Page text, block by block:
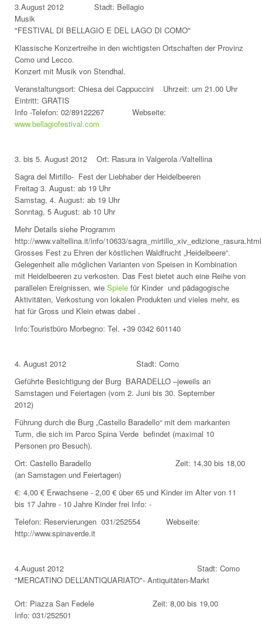
3.August 2012 Stadt: Bellagio
Musik
"FESTIVAL DI BELLAGIO E DEL LAGO DI COMO"
Klassische Konzertreihe in den wichtigsten Ortschaften der Provinz
Como und Lecco.
Konzert mit Musik von Stendhal.
Veranstaltungsort: Chiesa dei Cappuccini Uhrzeit: um 21.00 Uhr
Eintritt: GRATIS
Info -Telefon: 02/89122267 Webseite:
www.bellagiofestival.com
3. bis 5. August 2012 Ort: Rasura in Valgerola /Valtellina
Sagra del Mirtillo- Fest der Liebhaber der Heidelbeeren
Freitag 3. August: ab 19 Uhr
Samstag, 4. August: ab 19 Uhr
Sonntag, 5 August: ab 10 Uhr
Mehr Details siehe Programm
http://www.valtellina.it/info/10633/sagra_mirtillo_xiv_edizione_rasura.html
Grosses Fest zu Ehren der köstlichen Waldfrucht „Heidelbeere“.
Gelegenheit alle möglichen Varianten von Speisen in Kombination
mit Heidelbeeren zu verkosten. Das Fest bietet auch eine Reihe von
parallelen Ereignissen, wie Spiele für Kinder und pädagogische
Aktivitäten, Verkostung von lokalen Produkten und vieles mehr, es
hat für Gross und Klein etwas dabei .
Info:Touristbüro Morbegno: Tel. +39 0342 601140
4. August 2012 Stadt: Como
Geführte Besichtigung der Burg BARADELLO –jeweils an
Samstagen und Feiertagen (vom 2. Juni bis 30. September
2012)
Führung durch die Burg „Castello Baradello“ mit dem markanten
Turm, die sich im Parco Spina Verde befindet (maximal 10
Personen pro Besuch).
Ort: Castello Baradello Zeit: 14,30 bis 18,00
(an Samstagen und Feiertagen)
€: 4,00 € Erwachsene - 2,00 € über 65 und Kinder im Alter von 11
bis 17 Jahre - 10 Jahre Kinder frei Info: -
Telefon: Reservierungen 031/252554 Webseite:
http://www.spinaverde.it
4.August 2012 Stadt: Como
"MERCATINO DELL’ANTIQUARIATO"- Antiquitäten-Markt
Ort: Piazza San Fedele Zeit: 8,00 bis 19,00
Info: 031/252501